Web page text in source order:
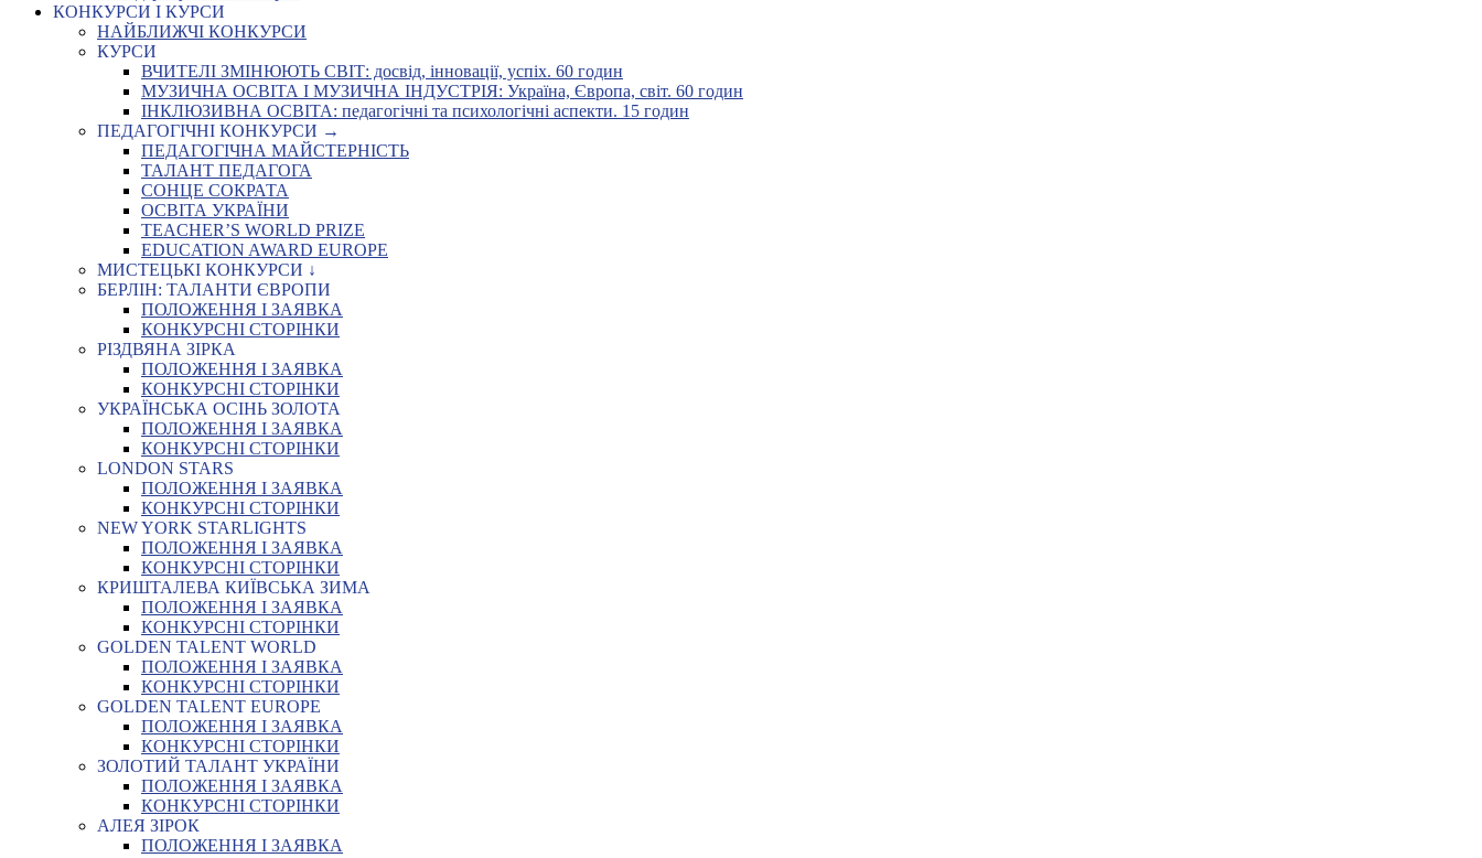
КОНКУРСИ І КУРСИ
НАЙБЛИЖЧІ КОНКУРСИ
КУРСИ
ВЧИТЕЛІ ЗМІНЮЮТЬ СВІТ: досвід, інновації, успіх. 60 годин
МУЗИЧНА ОСВІТА І МУЗИЧНА ІНДУСТРІЯ: Україна, Європа, світ. 60 годин
ІНКЛЮЗИВНА ОСВІТА: педагогічні та психологічні аспекти. 15 годин
ПЕДАГОГІЧНІ КОНКУРСИ →
ПЕДАГОГІЧНА МАЙСТЕРНІСТЬ
ТАЛАНТ ПЕДАГОГА
СОНЦЕ СОКРАТА
ОСВІТА УКРАЇНИ
TEACHER’S WORLD PRIZE
EDUCATION AWARD EUROPE
МИСТЕЦЬКІ КОНКУРСИ ↓
БЕРЛІН: ТАЛАНТИ ЄВРОПИ
ПОЛОЖЕННЯ І ЗАЯВКА
КОНКУРСНІ СТОРІНКИ
РІЗДВЯНА ЗІРКА
ПОЛОЖЕННЯ І ЗАЯВКА
КОНКУРСНІ СТОРІНКИ
УКРАЇНСЬКА ОСІНЬ ЗОЛОТА
ПОЛОЖЕННЯ І ЗАЯВКА
КОНКУРСНІ СТОРІНКИ
LONDON STARS
ПОЛОЖЕННЯ І ЗАЯВКА
КОНКУРСНІ СТОРІНКИ
NEW YORK STARLIGHTS
ПОЛОЖЕННЯ І ЗАЯВКА
КОНКУРСНІ СТОРІНКИ
КРИШТАЛЕВА КИЇВСЬКА ЗИМА
ПОЛОЖЕННЯ І ЗАЯВКА
КОНКУРСНІ СТОРІНКИ
GOLDEN TALENT WORLD
ПОЛОЖЕННЯ І ЗАЯВКА
КОНКУРСНІ СТОРІНКИ
GOLDEN TALENT EUROPE
ПОЛОЖЕННЯ І ЗАЯВКА
КОНКУРСНІ СТОРІНКИ
ЗОЛОТИЙ ТАЛАНТ УКРАЇНИ
ПОЛОЖЕННЯ І ЗАЯВКА
КОНКУРСНІ СТОРІНКИ
АЛЕЯ ЗІРОК
ПОЛОЖЕННЯ І ЗАЯВКА